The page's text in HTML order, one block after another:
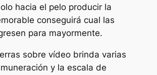
hacia el pelo producir la
conseguirá cual las
para mayormente.
sobre vídeo brinda varias
y la escala de